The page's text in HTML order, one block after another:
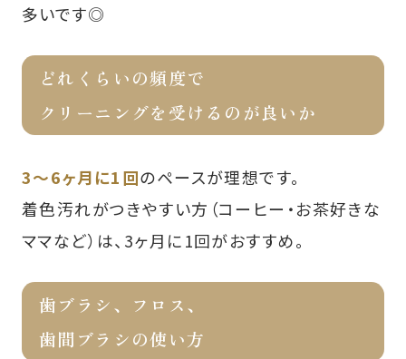
多いです◎
どれくらいの頻度で
クリーニングを受けるのが良いか
3～6ヶ月に1回のペースが理想です。
着色汚れがつきやすい方（コーヒー・お茶好きな
ママなど）は、3ヶ月に1回がおすすめ。
歯ブラシ、フロス、
歯間ブラシの使い方